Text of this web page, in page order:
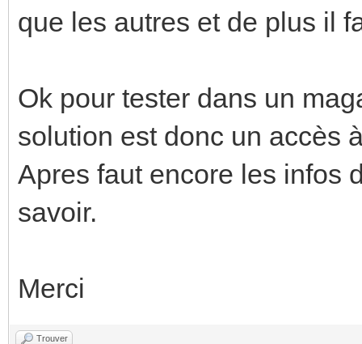
que les autres et de plus il
Ok pour tester dans un
solution est donc un accès
Apres faut encore les infos
savoir.
Merci
Trouver